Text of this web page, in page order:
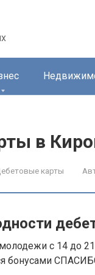
в
карты
с 14 до
бонусами